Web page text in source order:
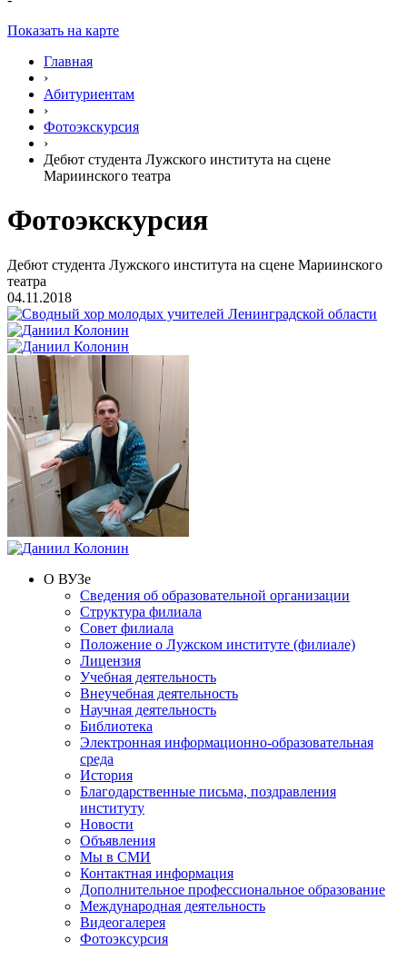
Показать на карте
Главная
›
Абитуриентам
›
Фотоэкскурсия
›
Дебют студента Лужского института на сцене
Мариинского театра
Фотоэкскурсия
Дебют студента Лужского института на сцене Мариинского
театра
04.11.2018
О ВУЗе
Сведения об образовательной организации
Структура филиала
Совет филиала
Положение о Лужском институте (филиале)
Лицензия
Учебная деятельность
Внеучебная деятельность
Научная деятельность
Библиотека
Электронная информационно-образовательная
среда
История
Благодарственные письма, поздравления
институту
Новости
Объявления
Мы в СМИ
Контактная информация
Дополнительное профессиональное образование
Международная деятельность
Видеогалерея
Фотоэксурсия